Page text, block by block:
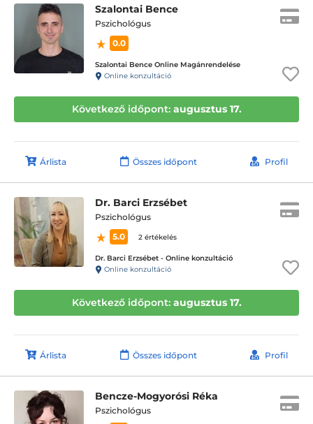
Szalontai Bence
Pszichológus
0.0
Szalontai Bence Online Magánrendelése
Online konzultáció
Következő időpont: augusztus 17.
Árlista Összes időpont Profil
Dr. Barci Erzsébet
Pszichológus
5.0
2 értékelés
Dr. Barci Erzsébet - Online konzultáció
Online konzultáció
Következő időpont: augusztus 17.
Árlista Összes időpont Profil
Bencze-Mogyorósi Réka
Pszichológus